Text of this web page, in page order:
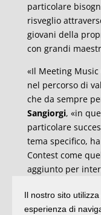
particolare
risveglio
giovani della
con grandi
«Il Meeting
nel percorso di
che da sempre
Sangiorgi, «in
particolare
tema specifico,
Contest come
aggiunto per
diventare grandi
media delle
Il nostro sito
esperienza di